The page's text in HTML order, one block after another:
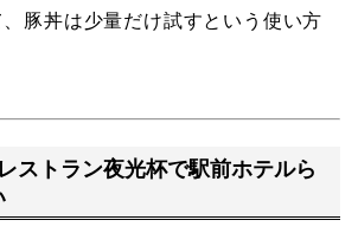
豚丼は少量だけ試すという使い方
ストラン夜光杯で駅前ホテルら